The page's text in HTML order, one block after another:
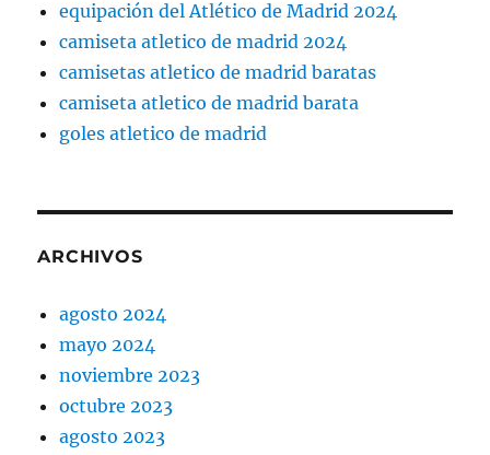
equipación del Atlético de Madrid 2024
camiseta atletico de madrid 2024
camisetas atletico de madrid baratas
camiseta atletico de madrid barata
goles atletico de madrid
ARCHIVOS
agosto 2024
mayo 2024
noviembre 2023
octubre 2023
agosto 2023